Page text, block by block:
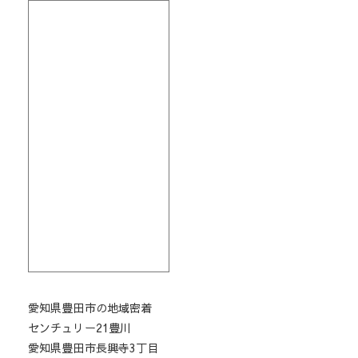
愛知県豊田市の地域密着
センチュリー21豊川
愛知県豊田市長興寺3丁目